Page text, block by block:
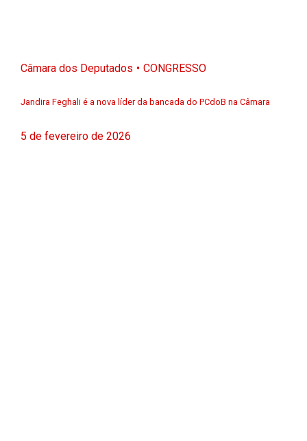
Câmara dos Deputados CONGRESSO
Jandira Feghali é a nova líder da bancada do PCdoB na Câmara
5 de fevereiro de 2026